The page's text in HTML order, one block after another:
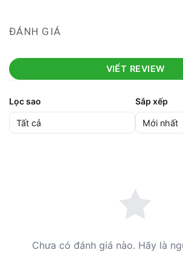
ĐÁNH GIÁ
VIẾT REVIEW
Lọc sao Sắp xếp
Chưa có đánh giá nào. Hãy là